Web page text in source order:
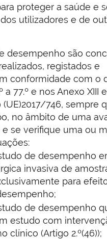
proteger a saúde e
utilizadores e de
desempenho são
registados e
conformidade com o
a 77.º e nos Anexo XIII
746, sempre
no âmbito de uma
se verifique uma ou
de desempenho
invasiva de
para
de desempenho
estudo com
clínico (Artigo 2.º(46));